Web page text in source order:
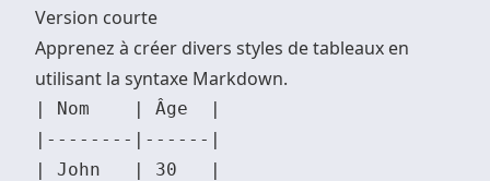
Version courte
Apprenez à créer divers styles de tableaux en
utilisant la syntaxe Markdown.
| Nom    | Âge  |
|--------|------|
| John   | 30   |